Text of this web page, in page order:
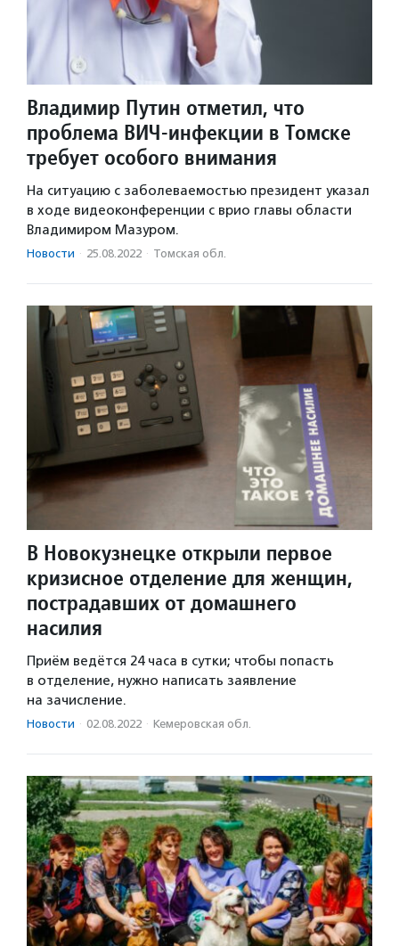
Владимир Путин отметил, что
проблема ВИЧ-инфекции в Томске
требует особого внимания
На ситуацию с заболеваемостью президент указал
в ходе видеоконференции с врио главы области
Владимиром Мазуром.
Новости · 25.08.2022 · Томская обл.
В Новокузнецке открыли первое
кризисное отделение для женщин,
пострадавших от домашнего
насилия
Приём ведётся 24 часа в сутки; чтобы попасть
в отделение, нужно написать заявление
на зачисление.
Новости · 02.08.2022 · Кемеровская обл.